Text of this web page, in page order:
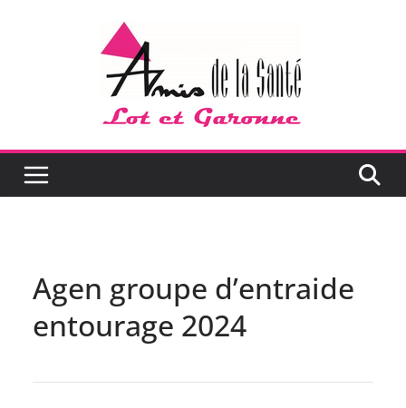
Agen groupe d’entraide
entourage 2024